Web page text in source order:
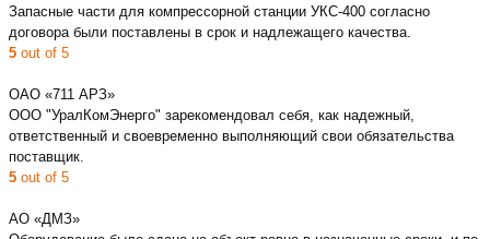
Запасные части для компрессорной станции УКС-400 согласно
договора были поставлены в срок и надлежащего качества.
5 out of 5
ОАО «711 АРЗ»
ООО "УралКомЭнерго" зарекомендовал себя, как надежный,
ответственный и своевременно выполняющий свои обязательства
поставщик.
5 out of 5
АО «ДМЗ»